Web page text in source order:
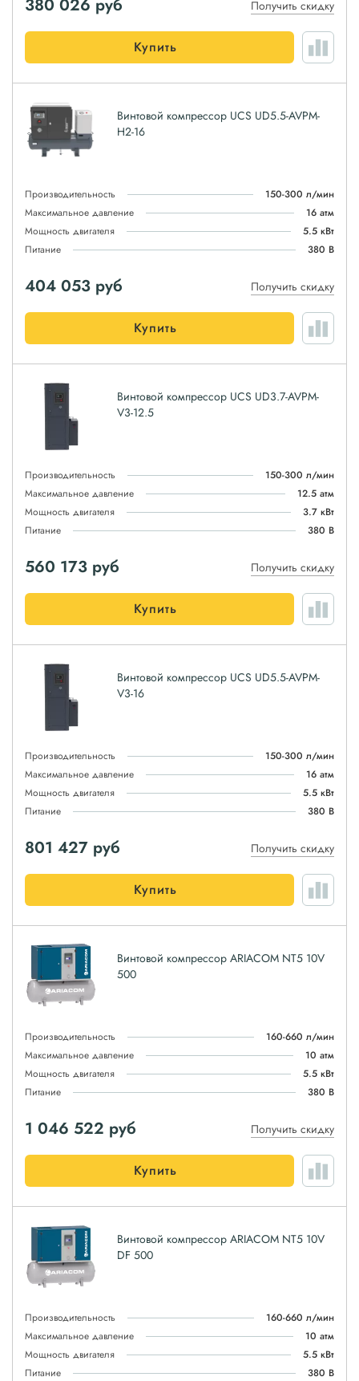
380 026 руб Получить скидку
Купить
Винтовой компрессор UCS UD5.5-AVPM-
H2-16
Производительность
150-300 л/мин
Максимальное давление
16 атм
Мощность двигателя
5.5 кВт
Питание
380 В
404 053 руб Получить скидку
Купить
Винтовой компрессор UCS UD3.7-AVPM-
V3-12.5
Производительность
150-300 л/мин
Максимальное давление
12.5 атм
Мощность двигателя
3.7 кВт
Питание
380 В
560 173 руб Получить скидку
Купить
Винтовой компрессор UCS UD5.5-AVPM-
V3-16
Производительность
150-300 л/мин
Максимальное давление
16 атм
Мощность двигателя
5.5 кВт
Питание
380 В
801 427 руб Получить скидку
Купить
Винтовой компрессор ARIACOM NT5 10V
500
Производительность
160-660 л/мин
Максимальное давление
10 атм
Мощность двигателя
5.5 кВт
Питание
380 В
1 046 522 руб Получить скидку
Купить
Винтовой компрессор ARIACOM NT5 10V
DF 500
Производительность
160-660 л/мин
Максимальное давление
10 атм
Мощность двигателя
5.5 кВт
Питание
380 В